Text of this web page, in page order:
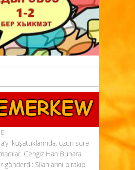
kuşattıklarında, uzun süre
Cengiz Han Buhara
gönderdi: Silahlarını bırakıp